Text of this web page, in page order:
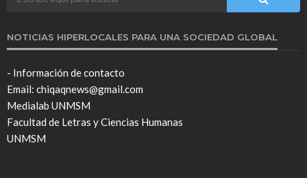
NOTICIAS HIPERLOCALES PARA UNA SOCIEDAD GLOBAL
- Información de contacto
Email: chiqaqnews@gmail.com
Medialab UNMSM
Facultad de Letras y Ciencias Humanas
UNMSM